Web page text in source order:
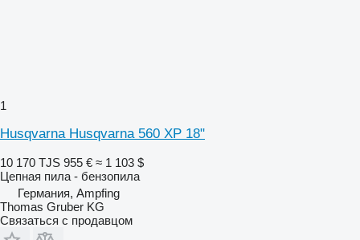
1
Husqvarna Husqvarna 560 XP 18"
10 170 TJS 955 € ≈ 1 103 $
Цепная пила - бензопила
Германия, Ampfing
Thomas Gruber KG
Связаться с продавцом